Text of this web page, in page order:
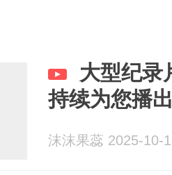
大型纪录
持续为您播
沫沫果蕊 2025-10-